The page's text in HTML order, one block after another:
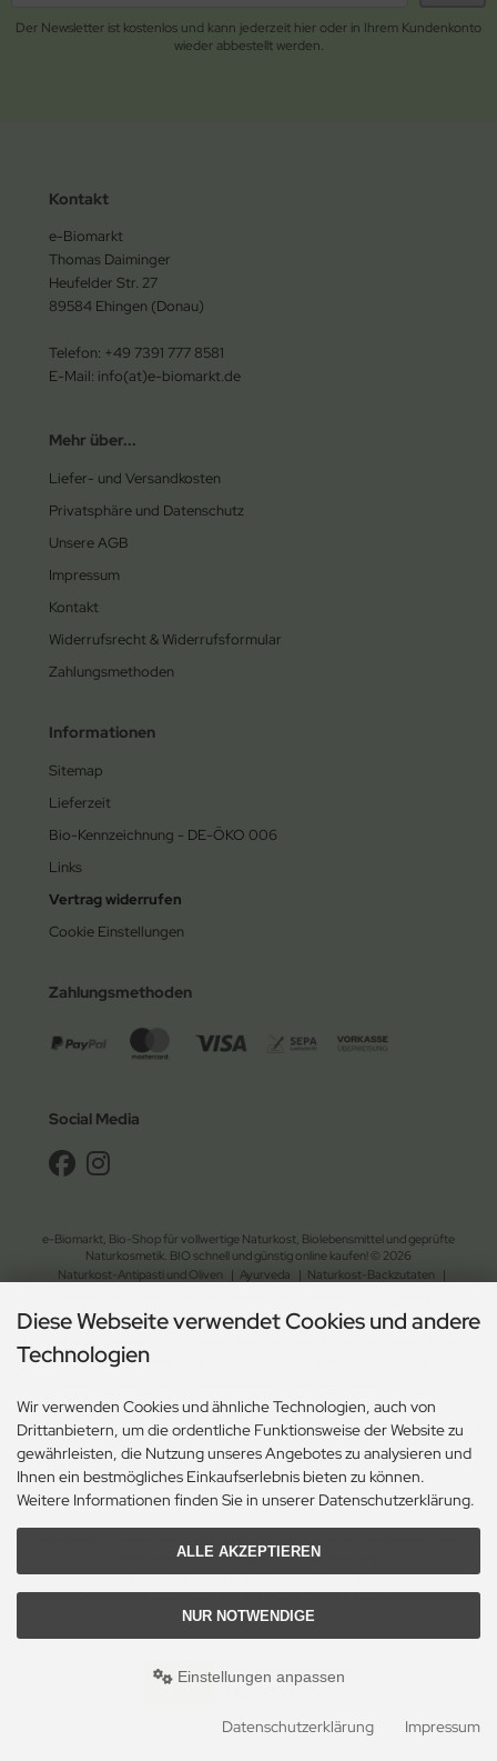
Der Newsletter ist kostenlos und kann jederzeit hier oder in Ihrem Kundenkonto
wieder abbestellt werden.
Kontakt
e-Biomarkt
Thomas Daiminger
Heufelder Str. 27
89584 Ehingen (Donau)
Telefon: +49 7391 777 8581
E-Mail: info(at)e-biomarkt.de
Mehr über...
Liefer- und Versandkosten
Privatsphäre und Datenschutz
Unsere AGB
Impressum
Kontakt
Widerrufsrecht & Widerrufsformular
Zahlungsmethoden
Informationen
Sitemap
Lieferzeit
Bio-Kennzeichnung - DE-ÖKO 006
Links
Vertrag widerrufen
Cookie Einstellungen
Zahlungsmethoden
Social Media
e-Biomarkt, Bio-Shop für vollwertige Naturkost, Biolebensmittel und geprüfte
Naturkosmetik. BIO schnell und günstig online kaufen! © 2026
Naturkost-Antipasti und Oliven
| Ayurveda | Naturkost-Backzutaten
|
Naturkost-Chips und Salzgebäck | Naturkost-Dessert | Bio-Essig, Dressing und Öl |
Naturkost-Kaffee und Kakao
Naturkost-Schokolade und Gebäck | Naturkost-Soja und Milch |
Naturkost-Suppen und Sossen
| Bio-Tee | Naturkost-Trockenfrüchte und Nüsse
Naturkost-Zucker und Süssungsmittel | Naturkosmetik-Drogerie |
Ökologischer Gartenbedarf | Ökologischer Haushaltsbedarf
entsprechen dem bisherigen Preis bei e-Biomarkt.
© 2026 e-Biomarkt • Alle Rechte vorbehalten
modified eCommerce Shopsoftware © 2009-2026 • Design & Programmierung Rehm
Webdesign
Bio-Kennzeichnung
DE-ÖKO-006
Diese Webseite verwendet Cookies und andere
Technologien
Wir verwenden Cookies und ähnliche Technologien, auch von
Drittanbietern, um die ordentliche Funktionsweise der Website zu
gewährleisten, die Nutzung unseres Angebotes zu analysieren und
Ihnen ein bestmögliches Einkaufserlebnis bieten zu können.
Weitere Informationen finden Sie in unserer Datenschutzerklärung.
ALLE AKZEPTIEREN
NUR NOTWENDIGE
Einstellungen anpassen
Datenschutzerklärung Impressum